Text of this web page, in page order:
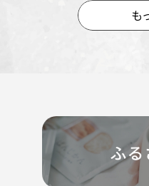
も